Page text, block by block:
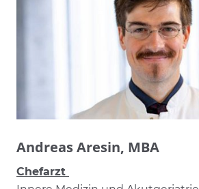
Andreas Aresin, MBA
Chefarzt